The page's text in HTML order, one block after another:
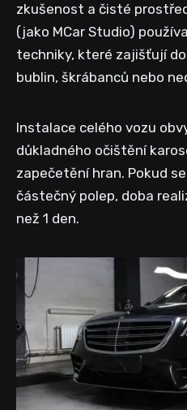
zkušenost a čisté
(jako MCar Studio)
techniky, které zajišťují
bublin, škrábanců nebo
Instalace celého vozu
důkladného očištění
zapečetění hran. Pokud
částečný polep, doba
než 1 den.